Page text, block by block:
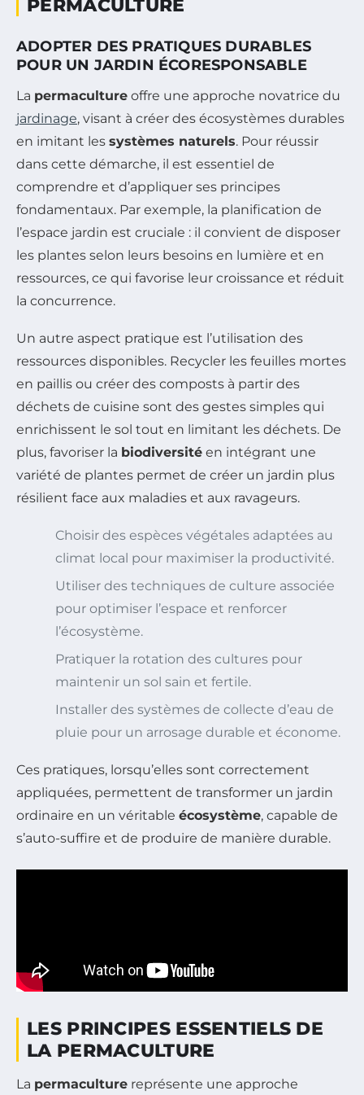
PERMACULTURE
ADOPTER DES PRATIQUES DURABLES
POUR UN JARDIN ÉCORESPONSABLE
La permaculture offre une approche novatrice du
jardinage, visant à créer des écosystèmes durables
en imitant les systèmes naturels. Pour réussir
dans cette démarche, il est essentiel de
comprendre et d’appliquer ses principes
fondamentaux. Par exemple, la planification de
l’espace jardin est cruciale : il convient de disposer
les plantes selon leurs besoins en lumière et en
ressources, ce qui favorise leur croissance et réduit
la concurrence.
Un autre aspect pratique est l’utilisation des
ressources disponibles. Recycler les feuilles mortes
en paillis ou créer des composts à partir des
déchets de cuisine sont des gestes simples qui
enrichissent le sol tout en limitant les déchets. De
plus, favoriser la biodiversité en intégrant une
variété de plantes permet de créer un jardin plus
résilient face aux maladies et aux ravageurs.
Choisir des espèces végétales adaptées au
climat local pour maximiser la productivité.
Utiliser des techniques de culture associée
pour optimiser l’espace et renforcer
l’écosystème.
Pratiquer la rotation des cultures pour
maintenir un sol sain et fertile.
Installer des systèmes de collecte d’eau de
pluie pour un arrosage durable et économe.
Ces pratiques, lorsqu’elles sont correctement
appliquées, permettent de transformer un jardin
ordinaire en un véritable écosystème, capable de
s’auto-suffire et de produire de manière durable.
LES PRINCIPES ESSENTIELS DE
LA PERMACULTURE
La permaculture représente une approche